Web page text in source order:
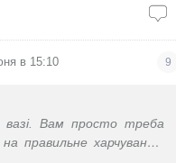
в 15:10 9
вазі. Вам просто треба
правильне харчування.